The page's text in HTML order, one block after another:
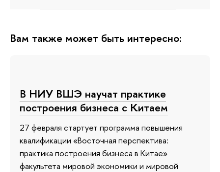
Вам также может быть интересно:
В НИУ ВШЭ научат практике
построения бизнеса с Китаем
27 февраля стартует программа повышения
квалификации «Восточная перспектива:
практика построения бизнеса в Китае»
факультета мировой экономики и мировой